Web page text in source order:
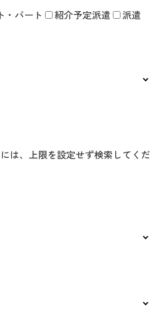
・パート 紹介予定派遣
派遣
は、上限を設定せず検索してくだ